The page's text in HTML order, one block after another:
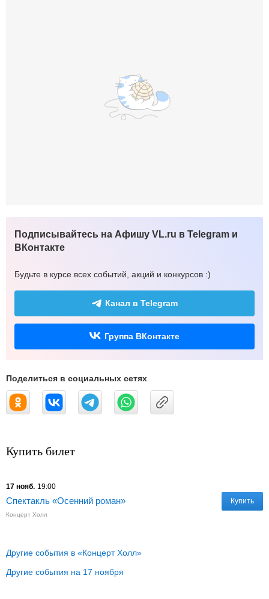
Подписывайтесь на Афишу VL.ru в Telegram и
ВКонтакте
Будьте в курсе всех событий, акций и конкурсов :)
Канал в Telegram
Группа ВКонтакте
Поделиться в социальных сетях
Купить билет
17 нояб. 19:00
Спектакль «Осенний роман»
Концерт Холл
Купить
Другие события в «Концерт Холл»
Другие события на 17 ноября